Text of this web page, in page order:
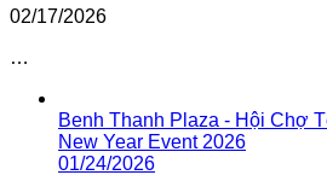
02/17/2026
…
Benh Thanh Plaza - Hội Chợ
New Year Event 2026
01/24/2026